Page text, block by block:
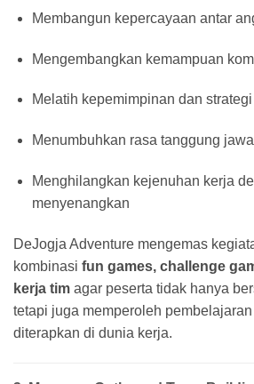
Membangun kepercayaan antar
Mengembangkan kemampuan
Melatih kepemimpinan dan strategi
Menumbuhkan rasa tanggung
Menghilangkan kejenuhan kerja
menyenangkan
DeJogja Adventure mengemas
kombinasi fun games, challenge
kerja tim agar peserta tidak hanya
tetapi juga memperoleh
diterapkan di dunia kerja.